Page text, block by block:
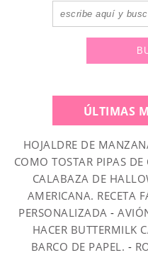
ÚLTIMAS
HOJALDRE DE
COMO TOSTAR PIPAS
CALABAZA DE
AMERICANA. RECETA
PERSONALIZADA -
HACER BUTTERMILK
BARCO DE PAPEL. -